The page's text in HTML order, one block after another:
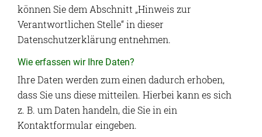
können Sie dem Abschnitt „Hinweis zur
Verantwortlichen Stelle“ in dieser
Datenschutzerklärung entnehmen.
Wie erfassen wir Ihre Daten?
Ihre Daten werden zum einen dadurch erhoben,
dass Sie uns diese mitteilen. Hierbei kann es sich
z. B. um Daten handeln, die Sie in ein
Kontaktformular eingeben.